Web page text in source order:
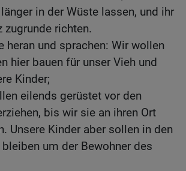
in der Wüste lassen, und ihr
zugrunde richten.
heran und sprachen: Wir wollen
hier bauen für unser Vieh und
Kinder;
eilends gerüstet vor den
bis wir sie an ihren Ort
Unsere Kinder aber sollen in den
um der Bewohner des